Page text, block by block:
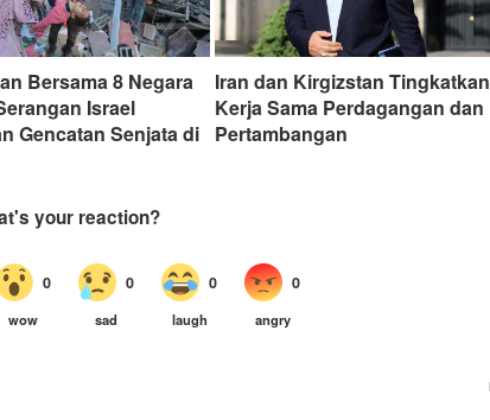
Bersama 8 Negara
Israel
Gencatan Senjata di
Iran dan Kirgizstan Tingkatkan
Kerja Sama Perdagangan dan
Pertambangan